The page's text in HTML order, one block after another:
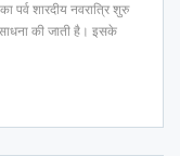
पर्व शारदीय नवरात्रि शुरु
साधना की जाती है। इसके